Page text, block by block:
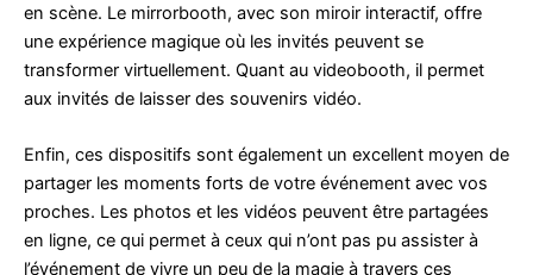
en scène. Le mirrorbooth, avec son miroir interactif, offre
une expérience magique où les invités peuvent se
transformer virtuellement. Quant au videobooth, il permet
aux invités de laisser des souvenirs vidéo.
Enfin, ces dispositifs sont également un excellent moyen de
partager les moments forts de votre événement avec vos
proches. Les photos et les vidéos peuvent être partagées
en ligne, ce qui permet à ceux qui n’ont pas pu assister à
l’événement de vivre un peu de la magie à travers ces